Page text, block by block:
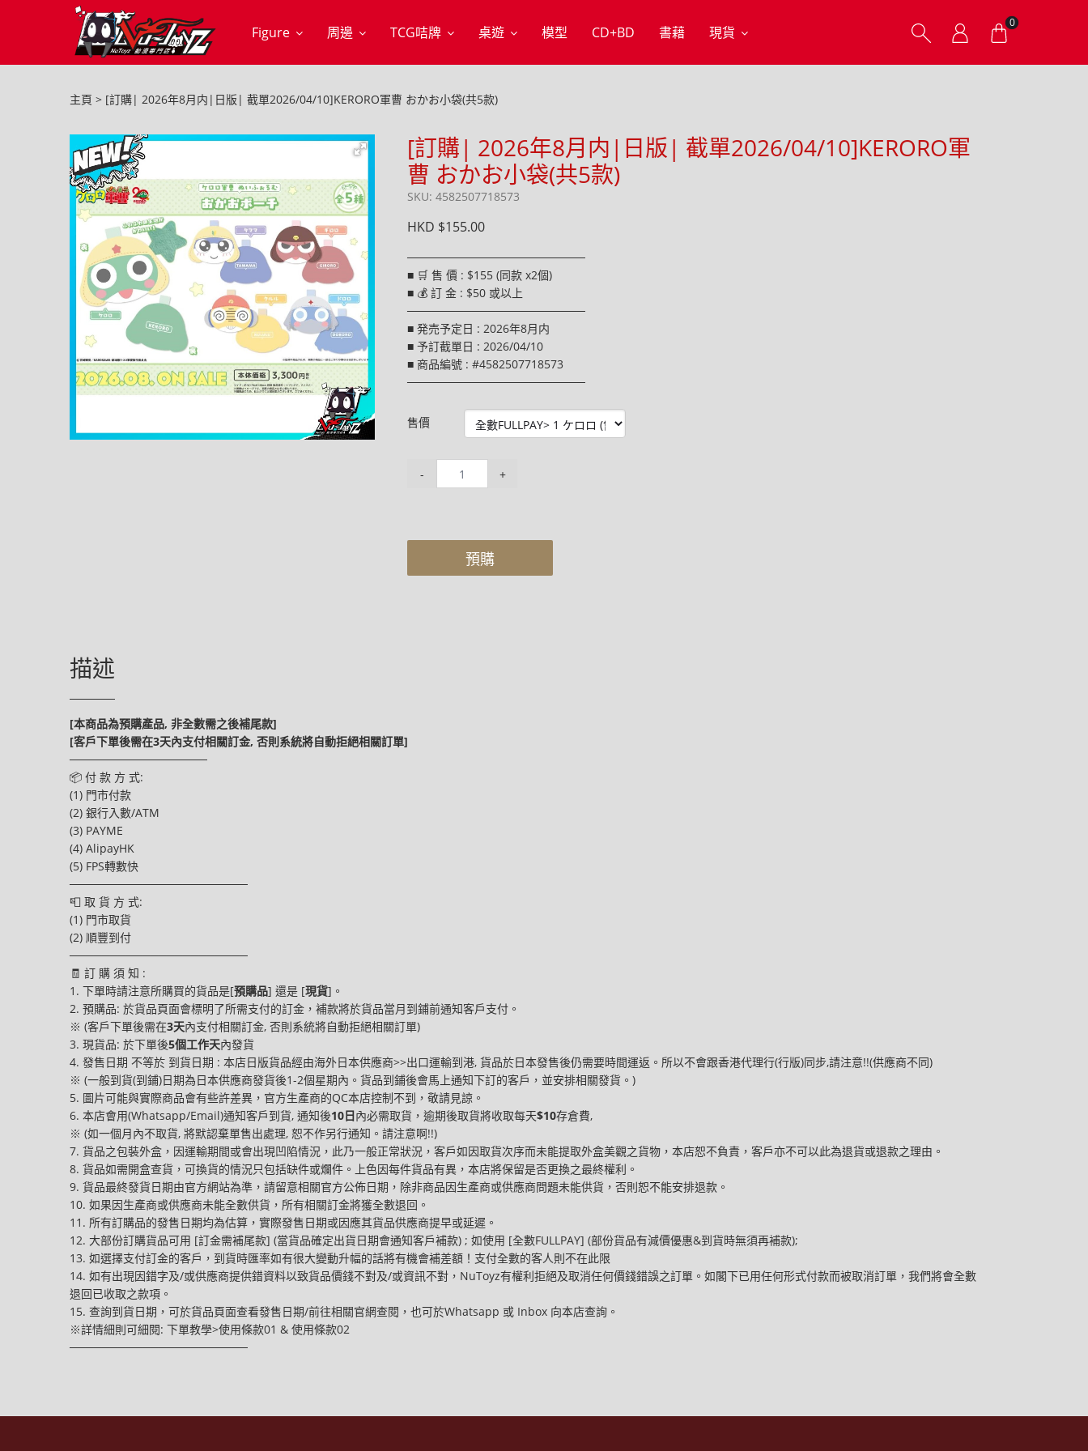
Figure 周邊 TCG咭牌 桌遊 模型 CD+BD 書藉 現貨
0
主頁 [訂購| 2026年8月内|日版| 截單2026/04/10]KERORO軍曹 おかお小袋(共5款)
[訂購| 2026年8月内|日版| 截單2026/04/10]KERORO軍
曹 おかお小袋(共5款)
SKU: 4582507718573
HKD $155.00
──────────────────────
■ 🛒 售 價 : $155 (同款 x2個)
■ 💰 訂 金 : $50 或以上
──────────────────────
■ 発売予定日 : 2026年8月内
■ 予訂截單日 : 2026/04/10
■ 商品編號 : #4582507718573
──────────────────────
售價
- +
預購
描述
[本商品為預購產品, 非全數需之後補尾款]
[客戶下單後需在3天內支付相關訂金, 否則系統將自動拒絕相關訂單]
─────────────────
📦 付 款 方 式:
(1) 門市付款
(2) 銀行入數/ATM
(3) PAYME
(4) AlipayHK
(5) FPS轉數快
──────────────────────
📮 取 貨 方 式:
(1) 門市取貨
(2) 順豐到付
──────────────────────
🧾 訂 購 須 知 :
1. 下單時請注意所購買的貨品是[預購品] 還是 [現貨]。
2. 預購品: 於貨品頁面會標明了所需支付的訂金，補款將於貨品當月到鋪前通知客戶支付。
※ (客戶下單後需在3天內支付相關訂金, 否則系統將自動拒絕相關訂單)
3. 現貨品: 於下單後5個工作天內發貨
4. 發售日期 不等於 到貨日期 : 本店日版貨品經由海外日本供應商>>出口運輸到港, 貨品於日本發售後仍需要時間運返。所以不會跟香港代理行(行版)同步,請注意!!(供應商不同)
※ (一般到貨(到鋪)日期為日本供應商發貨後1-2個星期內。貨品到鋪後會馬上通知下訂的客戶，並安排相關發貨。)
5. 圖片可能與實際商品會有些許差異，官方生產商的QC本店控制不到，敬請見諒。
6. 本店會用(Whatsapp/Email)通知客戶到貨, 通知後10日內必需取貨，逾期後取貨將收取每天$10存倉費,
※ (如一個月內不取貨, 將默認棄單售出處理, 恕不作另行通知。請注意啊!!)
7. 貨品之包裝外盒，因運輸期間或會出現凹陷情況，此乃一般正常狀況，客戶如因取貨次序而未能提取外盒美觀之貨物，本店恕不負責，客戶亦不可以此為退貨或退款之理由。
8. 貨品如需開盒查貨，可換貨的情況只包括缺件或爛件。上色因每件貨品有異，本店將保留是否更換之最終權利。
9. 貨品最終發貨日期由官方網站為準，請留意相關官方公佈日期，除非商品因生產商或供應商問題未能供貨，否則恕不能安排退款。
10. 如果因生產商或供應商未能全數供貨，所有相關訂金將獲全數退回。
11. 所有訂購品的發售日期均為估算，實際發售日期或因應其貨品供應商提早或延遲。
12. 大部份訂購貨品可用 [訂金需補尾款] (當貨品確定出貨日期會通知客戶補款) ; 如使用 [全數FULLPAY] (部份貨品有減價優惠&到貨時無須再補款);
13. 如選擇支付訂金的客戶，到貨時匯率如有很大變動升幅的話將有機會補差額！支付全數的客人則不在此限
14. 如有出現因錯字及/或供應商提供錯資料以致貨品價錢不對及/或資訊不對，NuToyz有權利拒絕及取消任何價錢錯誤之訂單。如閣下已用任何形式付款而被取消訂單，我們將會全數
退回已收取之款項。
15. 查詢到貨日期，可於貨品頁面查看發售日期/前往相關官網查閱，也可於Whatsapp 或 Inbox 向本店查詢。
※詳情細則可細閱: 下單教學>使用條款01 & 使用條款02
──────────────────────